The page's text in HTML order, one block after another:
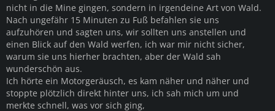
nicht in die Mine gingen, sondern in irgendeine Art von Wald.
Nach ungefähr 15 Minuten zu Fuß befahlen sie uns
aufzuhören und sagten uns, wir sollten uns anstellen und
einen Blick auf den Wald werfen, ich war mir nicht sicher,
warum sie uns hierher brachten, aber der Wald sah
wunderschön aus.
Ich hörte ein Motorgeräusch, es kam näher und näher und
stoppte plötzlich direkt hinter uns, ich sah mich um und
merkte schnell, was vor sich ging,